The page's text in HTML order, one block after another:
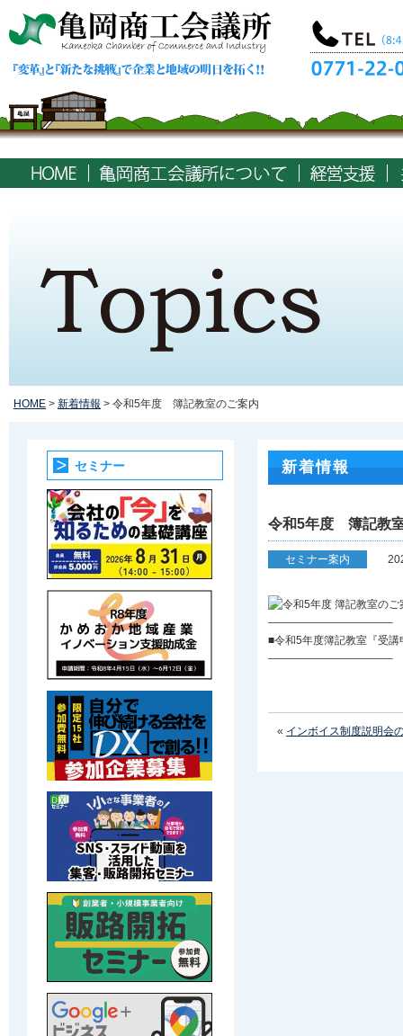
HOME > 新着情報 > 令和5年度 簿記教室のご案内
新着情報
令和5年度 簿記教
セミナー案内
———————————–
■令和5年度簿記教室『受講
———————————–
« インボイス制度説明会
セミナー